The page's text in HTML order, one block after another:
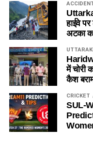
हाईवे
अटका
में चोरी
कैश
CRICKET
SUL-